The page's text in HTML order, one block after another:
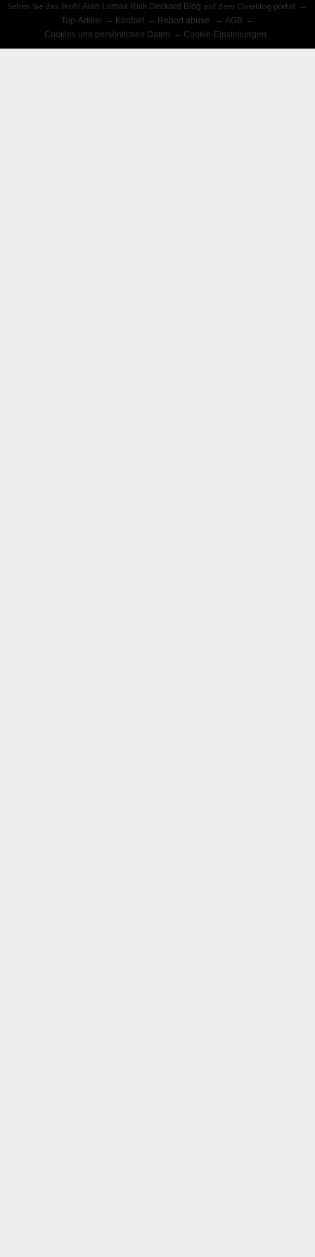
Sehen Sie das ProfilAlan Lomax Rick Deckard Blog auf dem Overblog portal
Top-Artikel
Kontakt Report abuse
AGB
Cookies und persönlichen Daten
Cookie-Einstellungen